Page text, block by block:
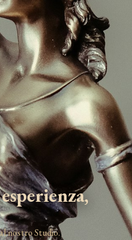
nostro Studio.